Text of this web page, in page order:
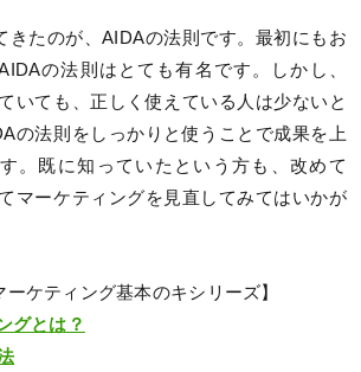
きたのが、AIDAの法則です。最初にもお
の法則はとても有名です。しかし、
いても、正しく使えている人は少ないと
の法則をしっかりと使うことで成果を上
。既に知っていたという方も、改めて
マーケティングを見直してみてはいかが
ーケティング基本のキシリーズ】
グとは？